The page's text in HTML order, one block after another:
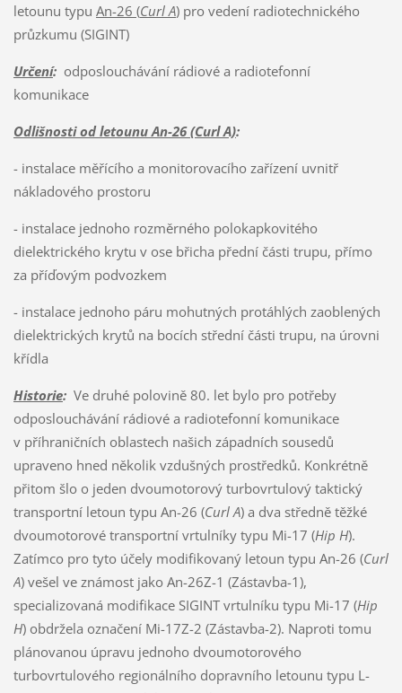
letounu typu An-26 (Curl A)pro vedení radiotechnického
průzkumu (SIGINT)
Určení:odposlouchávání rádiové a radiotefonní
komunikace
Odlišnosti od letounu An-26 (Curl A):
- instalace měřícího a monitorovacího zařízení uvnitř
nákladového prostoru
- instalace jednoho rozměrného polokapkovitého
dielektrického krytu v ose břicha přední části trupu, přímo
za příďovým podvozkem
- instalace jednoho páru mohutných protáhlých zaoblených
dielektrických krytů na bocích střední části trupu, na úrovni
křídla
Historie:Ve druhé polovině 80. let bylo pro potřeby
odposlouchávání rádiové a radiotefonní komunikace
v příhraničních oblastech našich západních sousedů
upraveno hned několik vzdušných prostředků. Konkrétně
přitom šlo o jeden dvoumotorový turbovrtulový taktický
transportní letoun typu An-26 (Curl A) a dva středně těžké
dvoumotorové transportní vrtulníky typu Mi-17 (Hip H).
Zatímco pro tyto účely modifikovaný letoun typu An-26 (Curl
A) vešel ve známost jako An-26Z-1 (Zástavba-1),
specializovaná modifikace SIGINT vrtulníku typu Mi-17 (Hip
H) obdržela označení Mi-17Z-2 (Zástavba-2). Naproti tomu
plánovanou úpravu jednoho dvoumotorového
turbovrtulového regionálního dopravního letounu typu L-